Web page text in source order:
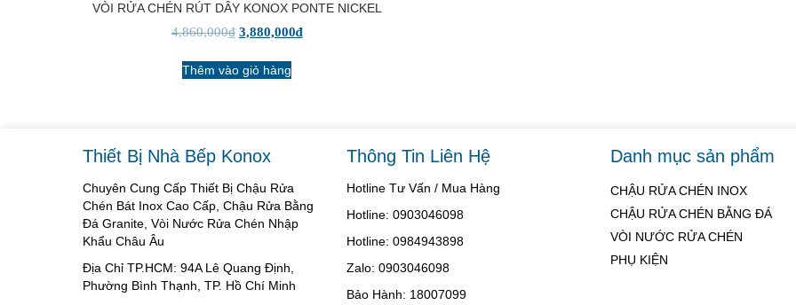
VÒI RỬA CHÉN RÚT DÂY KONOX PONTE NICKEL
4,860,000₫ 3,880,000₫
Thêm vào giỏ hàng
Thiết Bị Nhà Bếp Konox
Chuyên Cung Cấp Thiết Bị Chậu Rửa
Chén Bát Inox Cao Cấp, Chậu Rửa Bằng
Đá Granite, Vòi Nước Rửa Chén Nhập
Khẩu Châu Âu
Địa Chỉ TP.HCM: 94A Lê Quang Định,
Phường Bình Thạnh, TP. Hồ Chí Minh
Thông Tin Liên Hệ
Hotline Tư Vấn / Mua Hàng
Hotline: 0903046098
Hotline: 0984943898
Zalo: 0903046098
Bảo Hành: 18007099
Danh mục sản phẩm
CHẬU RỬA CHÉN INOX
CHẬU RỬA CHÉN BẰNG ĐÁ
VÒI NƯỚC RỬA CHÉN
PHỤ KIỆN